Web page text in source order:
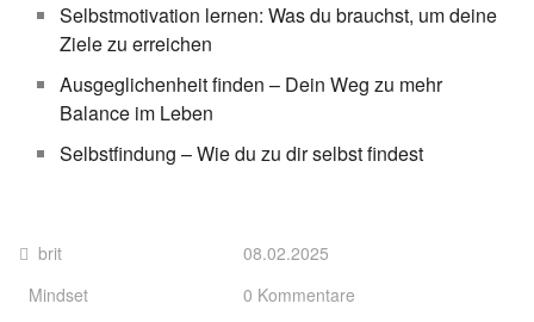
Selbstmotivation lernen: Was du brauchst, um deine
Ziele zu erreichen
Ausgeglichenheit finden – Dein Weg zu mehr
Balance im Leben
Selbstfindung – Wie du zu dir selbst findest
brit
Mindset
08.02.2025
0 Kommentare